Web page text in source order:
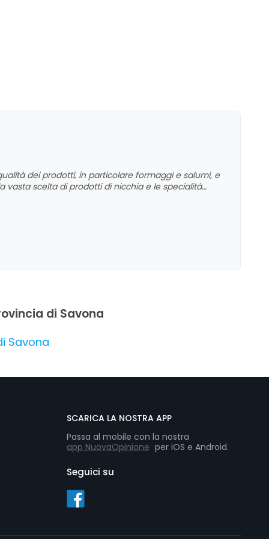
dei prodotti, in particolare formaggi e salumi, e
vasta scelta di prodotti di nicchia e le specialità
miglioramento non sono evidenziate, risultando in
di Savona
Savona
SCARICA LA NOSTRA APP
Passa al mobile con la nostra
app NuovaOpinione per iOS e Android.
Seguici su